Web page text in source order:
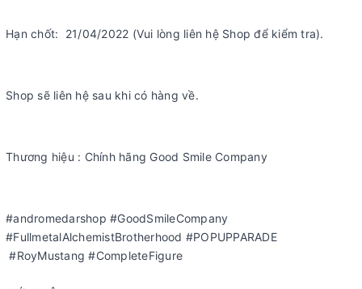
Hạn chốt: 21/04/2022 (Vui lòng liên hệ Shop để kiểm tra).
Shop sẽ liên hệ sau khi có hàng về.
Thương hiệu : Chính hãng Good Smile Company
#andromedarshop #GoodSmileCompany
#FullmetalAlchemistBrotherhood #POPUPPARADE
#RoyMustang #CompleteFigure